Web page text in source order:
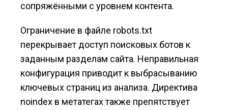
сопряжёнными с уровнем контента.
Ограничение в файле robots.txt
перекрывает доступ поисковых ботов к
заданным разделам сайта. Неправильная
конфигурация приводит к выбрасыванию
ключевых страниц из анализа. Директива
noindex в метатегах также препятствует